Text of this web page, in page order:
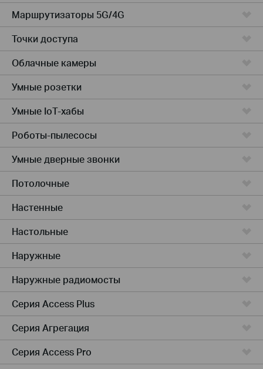
Маршрутизаторы 5G/4G
Точки доступа
Облачные камеры
Умные розетки
Умные IoT-хабы
Роботы-пылесосы
Умные дверные звонки
Потолочные
Настенные
Настольные
Наружные
Наружные радиомосты
Серия Access Plus
Серия Агрегация
Серия Access Pro